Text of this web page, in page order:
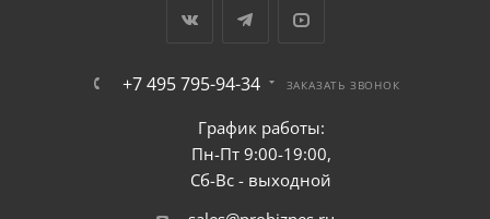
+7 495 795-94-34 ЗАКАЗАТЬ ЗВОНОК
График работы:
Пн-Пт 9:00-19:00,
Сб-Вс - выходной